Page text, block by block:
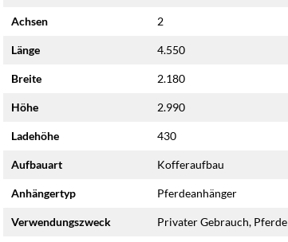
Achsen 2
Länge 4.550
Breite 2.180
Höhe 2.990
Ladehöhe 430
Aufbauart Kofferaufbau
Anhängertyp Pferdeanhänger
Verwendungszweck Privater Gebrauch, Pferde